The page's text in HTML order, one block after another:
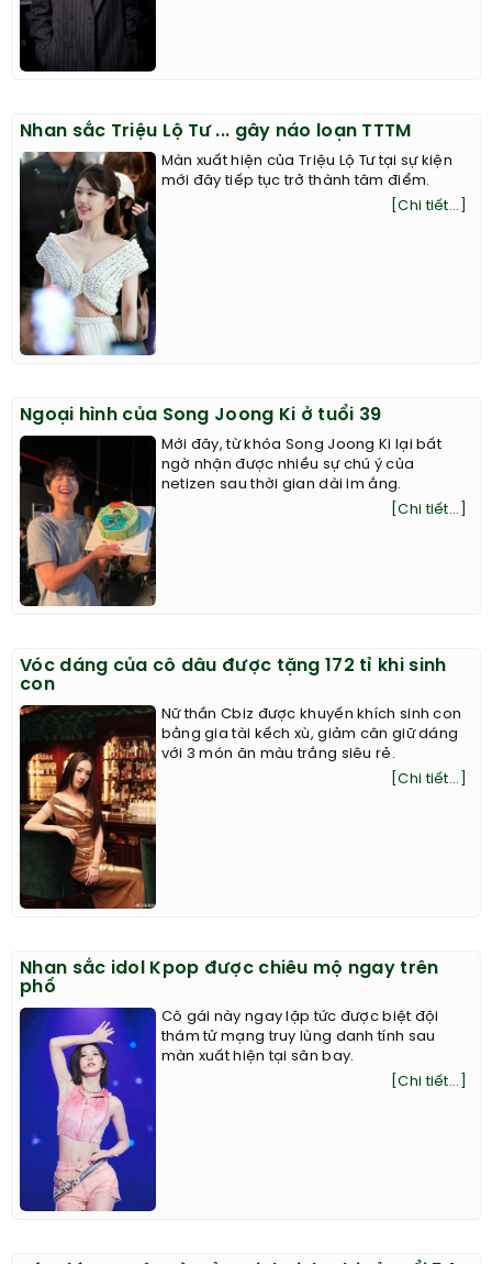
Nhan sắc Triệu Lộ Tư ... gây náo loạn TTTM
Màn xuất hiện của Triệu Lộ Tư tại sự kiện
mới đây tiếp tục trở thành tâm điểm.
[Chi tiết...]
Ngoại hình của Song Joong Ki ở tuổi 39
Mới đây, từ khóa Song Joong Ki lại bất
ngờ nhận được nhiều sự chú ý của
netizen sau thời gian dài im ắng.
[Chi tiết...]
Vóc dáng của cô dâu được tặng 172 tỉ khi sinh
con
Nữ thần Cbiz được khuyến khích sinh con
bằng gia tài kếch xù, giảm cân giữ dáng
với 3 món ăn màu trắng siêu rẻ.
[Chi tiết...]
Nhan sắc idol Kpop được chiêu mộ ngay trên
phố
Cô gái này ngay lập tức được biệt đội
thám tử mạng truy lùng danh tính sau
màn xuất hiện tại sân bay.
[Chi tiết...]